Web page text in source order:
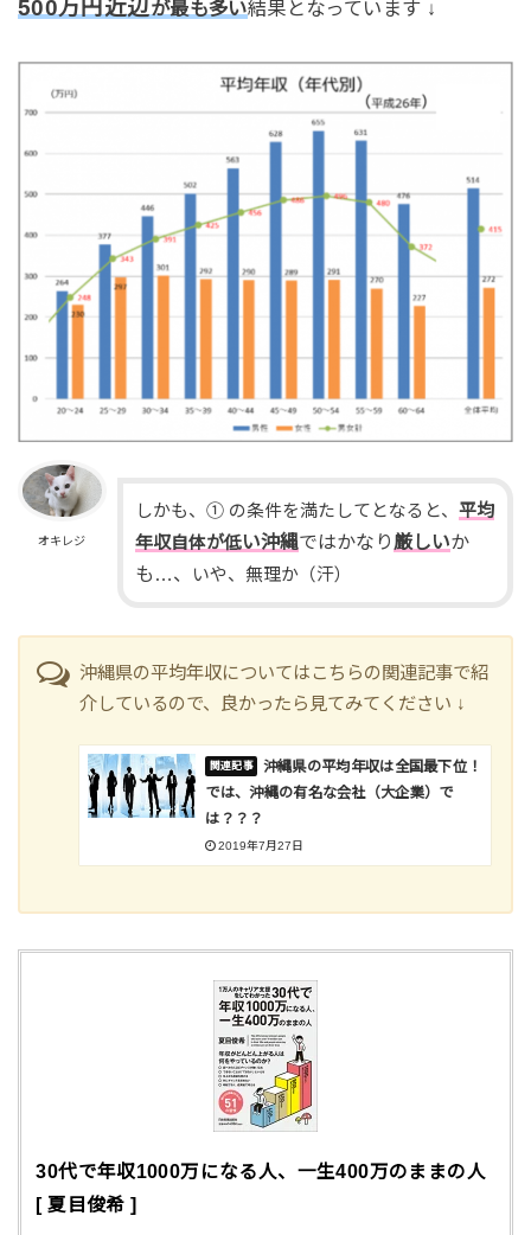
500万円近辺が最も多い結果となっています ↓
オキレジ
しかも、① の条件を満たしてとなると、 平均
年収自体が低い沖縄ではかなり 厳しいか
も…、
いや、無理か（汗）
沖縄県の平均年収についてはこちらの関連記事で紹
介しているので、良かったら見てみてください ↓
沖縄県の平均年収は全国最下位！
では、沖縄の有名な会社（大企業）で
は？？？
2019年7月27日
30代で年収1000万になる人、一生400万のままの人
[ 夏目俊希 ]